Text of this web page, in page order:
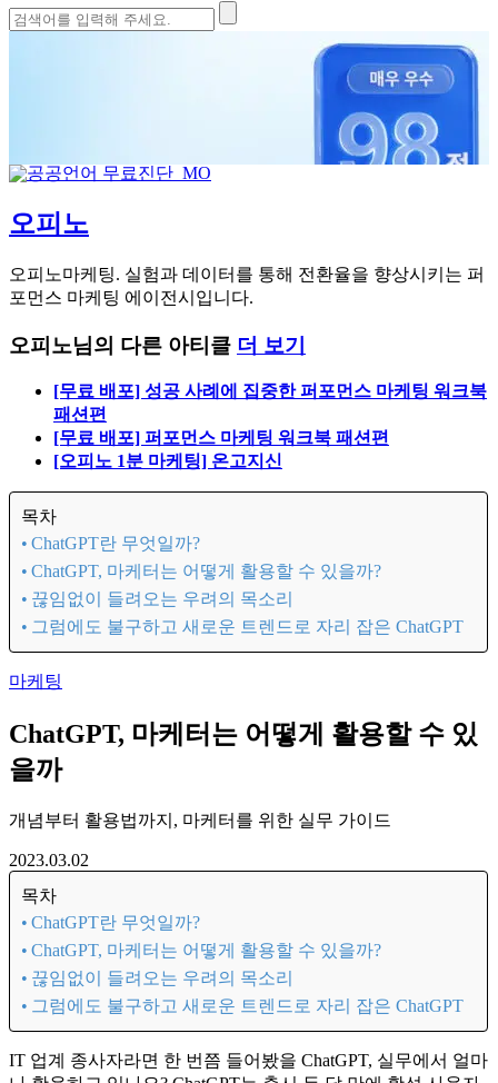
검
색:
오피노
오피노마케팅. 실험과 데이터를 통해 전환율을 향상시키는 퍼
포먼스 마케팅 에이전시입니다.
오피노님의 다른 아티클더 보기
[무료 배포] 퍼포먼스 마케팅 워크북 패션편
[오피노 1분 마케팅] 온고지신
목차
ChatGPT란 무엇일까?
ChatGPT, 마케터는 어떻게 활용할 수 있을까?
그럼에도 불구하고 새로운 트렌드로 자리 잡은 ChatGPT
ChatGPT, 마케터는 어떻게 활용할 수 있
을까
개념부터 활용법까지, 마케터를 위한 실무 가이드
2023.03.02
목차
ChatGPT란 무엇일까?
ChatGPT, 마케터는 어떻게 활용할 수 있을까?